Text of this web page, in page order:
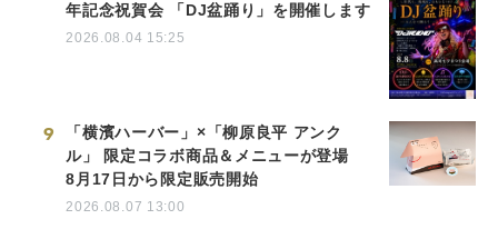
年記念祝賀会 「DJ盆踊り」を開催します
2026.08.04 15:25
9
「横濱ハーバー」×「柳原良平 アンク
ル」 限定コラボ商品＆メニューが登場
8月17日から限定販売開始
2026.08.07 13:00